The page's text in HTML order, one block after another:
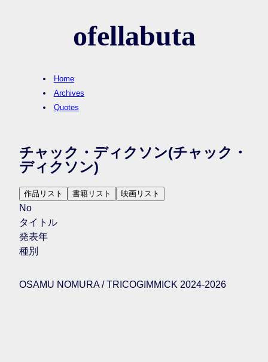
ofellabuta
Home
Archives
Quotes
チャック・ディクソン(チャック・
ディクソン)
作品リスト 書籍リスト 映画リスト
No
タイトル
発表年
種別
OSAMU NOMURA / TRICOGIMMICK 2024-2026